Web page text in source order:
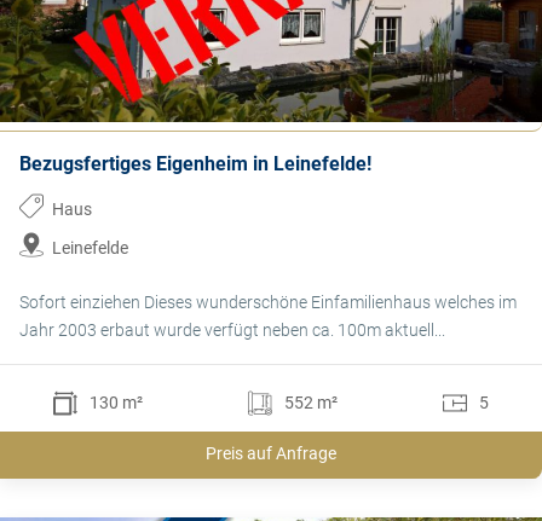
Bezugsfertiges Eigenheim in Leinefelde!
Haus
Leinefelde
Sofort einziehen Dieses wunderschöne Einfamilienhaus welches im
Jahr 2003 erbaut wurde verfügt neben ca. 100m aktuell...
130 m² 552 m² 5
Preis auf Anfrage